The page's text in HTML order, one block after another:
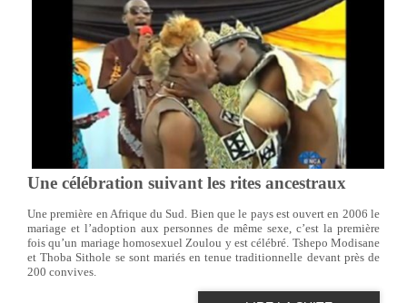
Une célébration suivant les rites ancestraux
Une première en Afrique du Sud. Bien que le pays est ouvert en 2006 le
mariage et l’adoption aux personnes de même sexe, c’est la première
fois qu’un mariage homosexuel Zoulou y est célébré. Tshepo Modisane
et Thoba Sithole se sont mariés en tenue traditionnelle devant près de
200 convives.